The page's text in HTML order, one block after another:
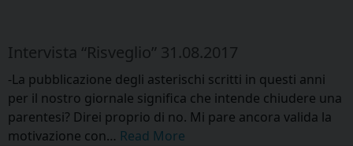
Intervista “Risveglio” 31.08.2017
-La pubblicazione degli asterischi scritti in questi anni
per il nostro giornale significa che intende chiudere una
parentesi? Direi proprio di no. Mi pare ancora valida la
motivazione con… Read More